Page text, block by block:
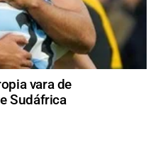
vara de
Sudáfrica